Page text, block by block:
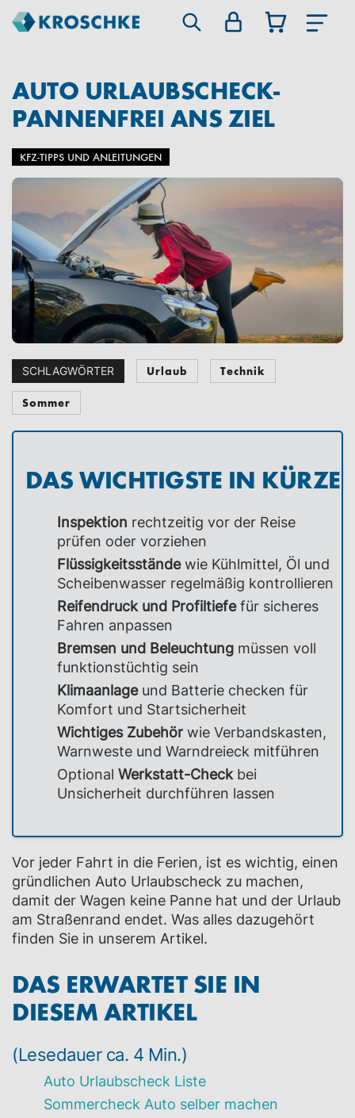
AUTO URLAUBSCHECK-
PANNENFREI ANS ZIEL
KFZ-TIPPS UND ANLEITUNGEN
SCHLAGWÖRTER Urlaub Technik
Sommer
DAS WICHTIGSTE IN KÜRZE
Inspektion rechtzeitig vor der Reise
prüfen oder vorziehen
Flüssigkeitsständewie Kühlmittel, Öl und
Scheibenwasser regelmäßig kontrollieren
Reifendruck und Profiltiefefür sicheres
Fahren anpassen
Bremsen und Beleuchtung müssen voll
funktionstüchtig sein
Klimaanlageund Batterie checken für
Komfort und Startsicherheit
Wichtiges Zubehör wie Verbandskasten,
Warnweste und Warndreieck mitführen
Optional Werkstatt-Checkbei
Unsicherheit durchführen lassen
Vor jeder Fahrt in die Ferien, ist es wichtig, einen
gründlichen Auto Urlaubscheck zu machen,
damit der Wagen keine Panne hat und der Urlaub
am Straßenrand endet. Was alles dazugehört
finden Sie in unserem Artikel.
DAS ERWARTET SIE IN
DIESEM ARTIKEL
(Lesedauer ca. 4 Min.)
Auto Urlaubscheck Liste
Sommercheck Auto selber machen